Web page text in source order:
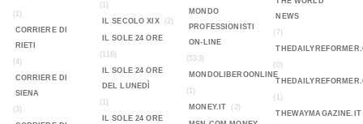
(1)
CORRIERE DI
RIETI
(4)
CORRIERE DI
SIENA
(3)
(1)
IL SECOLO XIX
(2)
IL SOLE 24 ORE
(116)
IL SOLE 24 ORE
DEL LUNEDÌ
(1)
IL SOLE 24 ORE
MONDO
PROFESSIONISTI
ON-LINE
(533)
MONDOLIBEROONLINE
(1)
MONEY.IT
(2)
NEWS
(7)
(0)
(1)
THEWAYMAGAZINE.IT